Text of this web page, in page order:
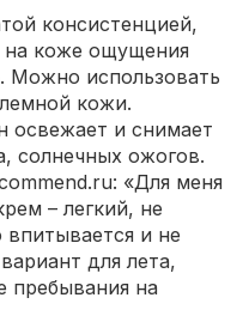
консистенцией,
на коже ощущения
Можно использовать
кожи.
освежает и снимает
солнечных ожогов.
«Для меня
– легкий, не
и не
для лета,
пребывания на